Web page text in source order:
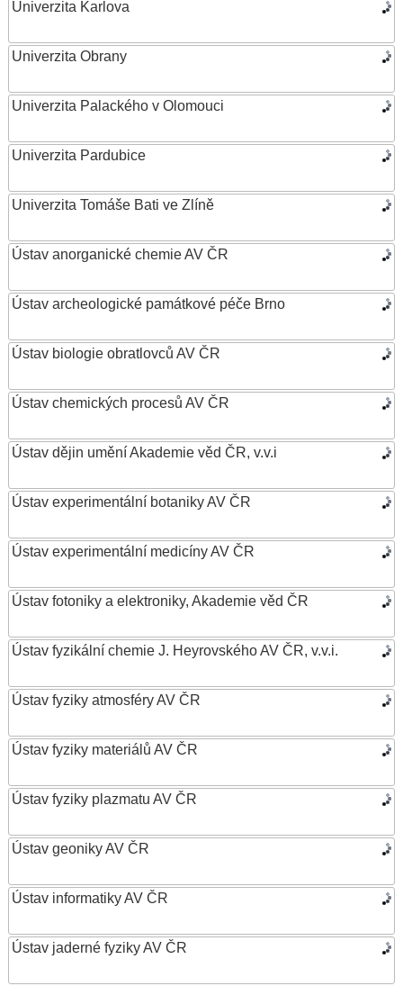
Univerzita Karlova
Univerzita Obrany
Univerzita Palackého v Olomouci
Univerzita Pardubice
Univerzita Tomáše Bati ve Zlíně
Ústav anorganické chemie AV ČR
Ústav archeologické památkové péče Brno
Ústav biologie obratlovců AV ČR
Ústav chemických procesů AV ČR
Ústav dějin umění Akademie věd ČR, v.v.i
Ústav experimentální botaniky AV ČR
Ústav experimentální medicíny AV ČR
Ústav fotoniky a elektroniky, Akademie věd ČR
Ústav fyzikální chemie J. Heyrovského AV ČR, v.v.i.
Ústav fyziky atmosféry AV ČR
Ústav fyziky materiálů AV ČR
Ústav fyziky plazmatu AV ČR
Ústav geoniky AV ČR
Ústav informatiky AV ČR
Ústav jaderné fyziky AV ČR